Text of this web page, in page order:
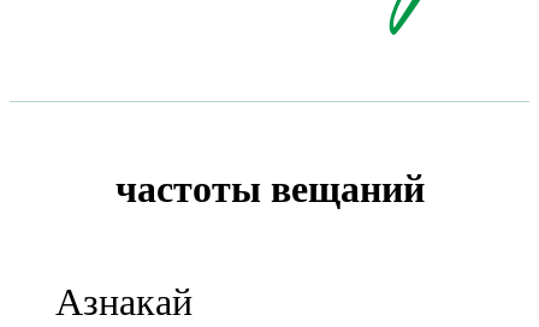
частоты вещаний
Азнакай